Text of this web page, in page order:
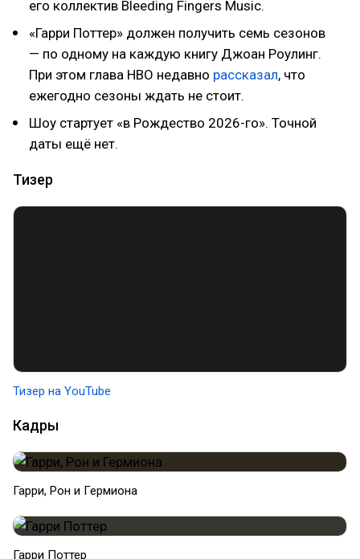
его коллектив Bleeding Fingers Music.
«Гарри Поттер» должен получить семь сезонов
— по одному на каждую книгу Джоан Роулинг.
При этом глава HBO недавно рассказал, что
ежегодно сезоны ждать не стоит.
Шоу стартует «в Рождество 2026-го». Точной
даты ещё нет.
Тизер
Тизер на YouTube
Кадры
Гарри, Рон и Гермиона
Гарри Поттер